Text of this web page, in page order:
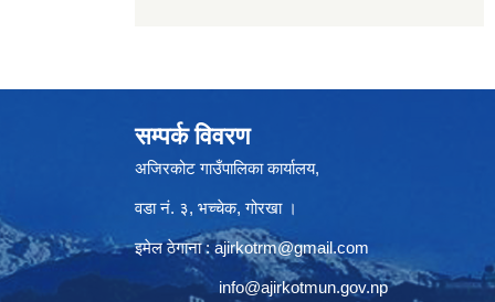
सम्पर्क विवरण
अजिरकोट गाउँपालिका कार्यालय,
वडा नं. ३, भच्चेक, गोरखा ।
इमेल ठेगाना : ajirkotrm@gmail.com
info@ajirkotmun.gov.np